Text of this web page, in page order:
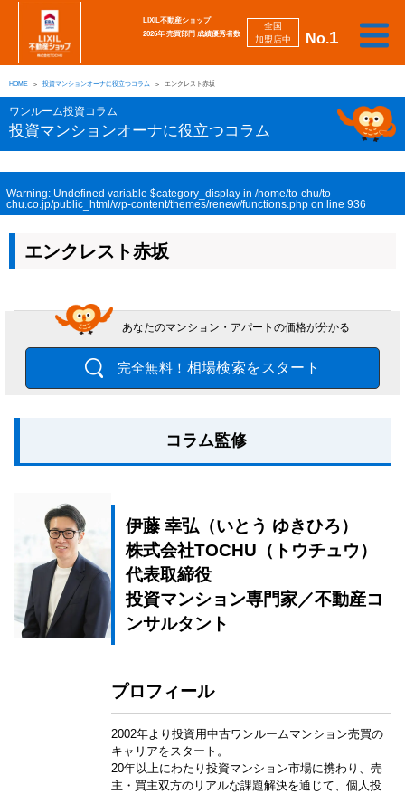
No.1
全国
加盟店中
LIXIL不動産ショップ
2026年 売買部門 成績優秀者数
売
り
た
い
買
い
た
い
相
談
し
た
い
勉
強
し
た
い
強
み
会
社
案
採
用
情
査定
HOME 投資マンションオーナに役立つコラム エンクレスト赤坂
ワンルーム投資コラム
投資マンションオーナに役立つコラム
Warning: Undefined variable $category_display in /home/to-chu/to-
chu.co.jp/public_html/wp-content/themes/renew/functions.php on line 936
エンクレスト赤坂
あなたのマンション・アパートの価格が分かる
完全無料！ 相場検索をスタート
コラム監修
伊藤 幸弘（いとう ゆきひろ）
株式会社TOCHU（トウチュウ）
代表取締役
投資マンション専門家／不動産コ
ンサルタント
プロフィール
2002年より投資用中古ワンルームマンション売買の
キャリアをスタート。
20年以上にわたり投資マンション市場に携わり、売
主・買主双方のリアルな課題解決を通じて、個人投